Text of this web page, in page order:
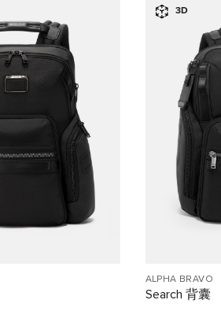
3D
ALPHA BRAVO
Search 背囊